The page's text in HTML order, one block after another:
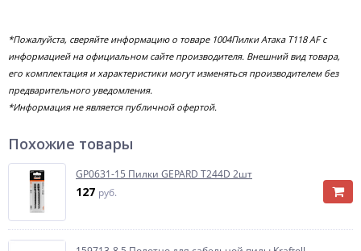
*Пожалуйста, сверяйте информацию о товаре 1004Пилки Атака T118 AF с
информацией на официальном сайте производителя. Внешний вид товара,
его комплектация и характеристики могут изменяться производителем без
предварительного уведомления.
*Информация не является публичной офертой.
Похожие товары
GP0631-15 Пилки GEPARD T244D 2шт
127 руб.